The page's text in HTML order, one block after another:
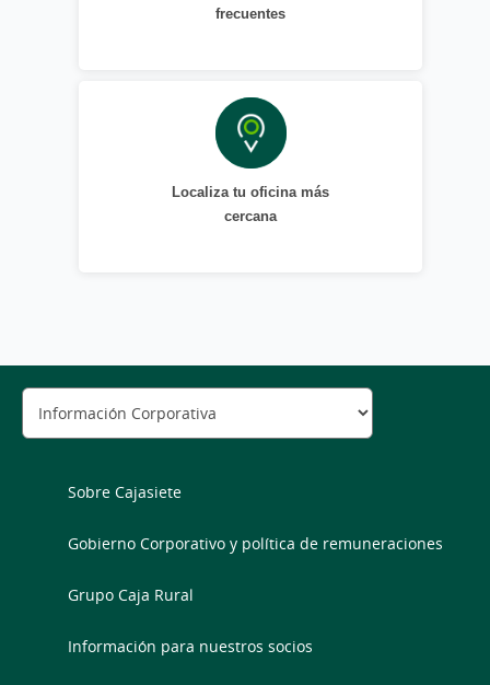
frecuentes
Localiza tu oficina más
cercana
Sobre Cajasiete
Gobierno Corporativo y política de remuneraciones
Grupo Caja Rural
Información para nuestros socios